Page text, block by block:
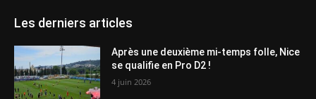
Les derniers articles
Après une deuxième mi-temps folle, Nice
se qualifie en Pro D2 !
4 juin 2026